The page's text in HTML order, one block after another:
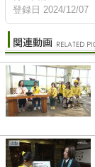
登録日 2024/12/07